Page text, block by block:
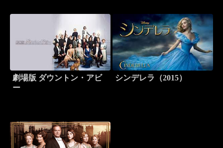
劇場版 ダウントン・アビ
ー
シンデレラ（2015）